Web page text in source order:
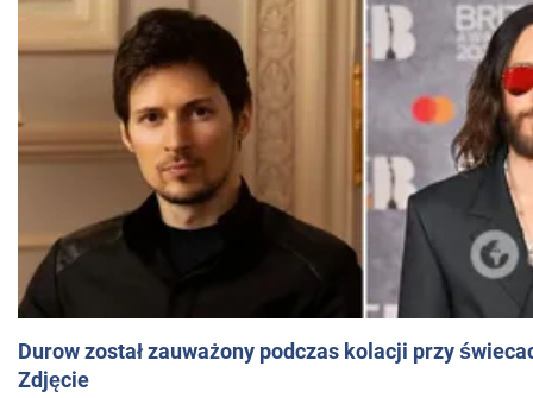
Durow został zauważony podczas kolacji przy
Zdjęcie